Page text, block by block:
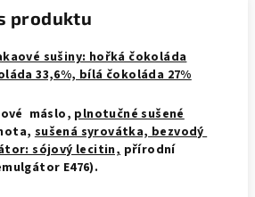
produktu
sušiny: hořká čokoláda
33,6%, bílá čokoláda 27%
máslo, plnotučné sušené
sušená syrovátka, bezvodý
sójový lecitin, přírodní
E476).